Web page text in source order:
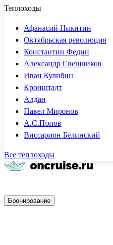
Теплоходы
Афанасий Никитин
Октябрьская революция
Константин Федин
Александр Свешников
Иван Кулибин
Кронштадт
Алдан
Павел Миронов
А.С.Попов
Виссарион Белинский
Все теплоходы
Бронирование